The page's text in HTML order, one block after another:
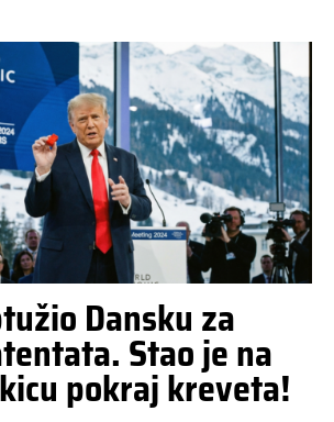
Dansku za
Stao je na
pokraj kreveta!